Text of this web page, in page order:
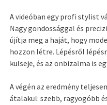
A videóban egy profi stylist
Nagy gondossággal és
újítja meg a haját, hogy
hozzon létre. Lépésről
külseje, és az önbizalma is
A végén az eredmény
átalakul: szebb, ragyogóbb